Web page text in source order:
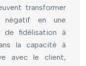
transformer
négatif en une
de fidélisation à
la capacité à
avec le client,